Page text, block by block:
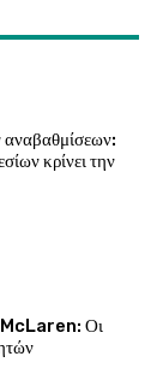
αναβαθμίσεων:
κρίνει την
McLaren: Οι